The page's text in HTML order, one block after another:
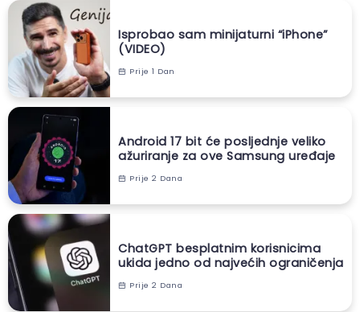
Isprobao sam minijaturni “iPhone”
(VIDEO)
Prije 1 Dan
Android 17 bit će posljednje veliko
ažuriranje za ove Samsung uređaje
Prije 2 Dana
ChatGPT besplatnim korisnicima
ukida jedno od najvećih ograničenja
Prije 2 Dana